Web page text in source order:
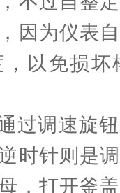
因为仪表
以免损
调速旋钮
时针则是
，打开釜